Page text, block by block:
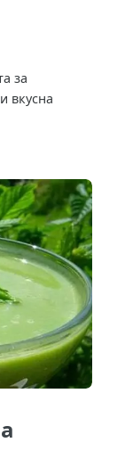
за
вкусна